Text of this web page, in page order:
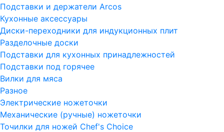
Подставки и держатели Arcos
Кухонные аксессуары
Диски-переходники для индукционных плит
Разделочные доски
Подставки для кухонных принадлежностей
Подставки под горячее
Вилки для мяса
Разное
Электрические ножеточки
Механические (ручные) ножеточки
Точилки для ножей Chef's Choice